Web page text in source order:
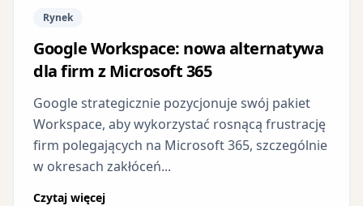
Rynek
Google Workspace: nowa alternatywa
dla firm z Microsoft 365
Google strategicznie pozycjonuje swój pakiet
Workspace, aby wykorzystać rosnącą frustrację
firm polegających na Microsoft 365, szczególnie
w okresach zakłóceń...
Czytaj więcej